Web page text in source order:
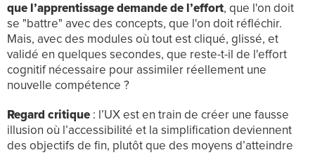
que l’apprentissage demande de l’effort, que l'on doit
se "battre" avec des concepts, que l'on doit réfléchir.
Mais, avec des modules où tout est cliqué, glissé, et
validé en quelques secondes, que reste-t-il de l'effort
cognitif nécessaire pour assimiler réellement une
nouvelle compétence ?
Regard critique : l’UX est en train de créer une fausse
illusion où l’accessibilité et la simplification deviennent
des objectifs de fin, plutôt que des moyens d’atteindre